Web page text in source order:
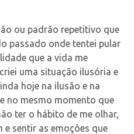
ou padrão repetitivo que
passado onde tentei pular
que a vida me
uma situação ilusória e
hoje na ilusão e na
no mesmo momento que
ter o hábito de me olhar,
e sentir as emoções que